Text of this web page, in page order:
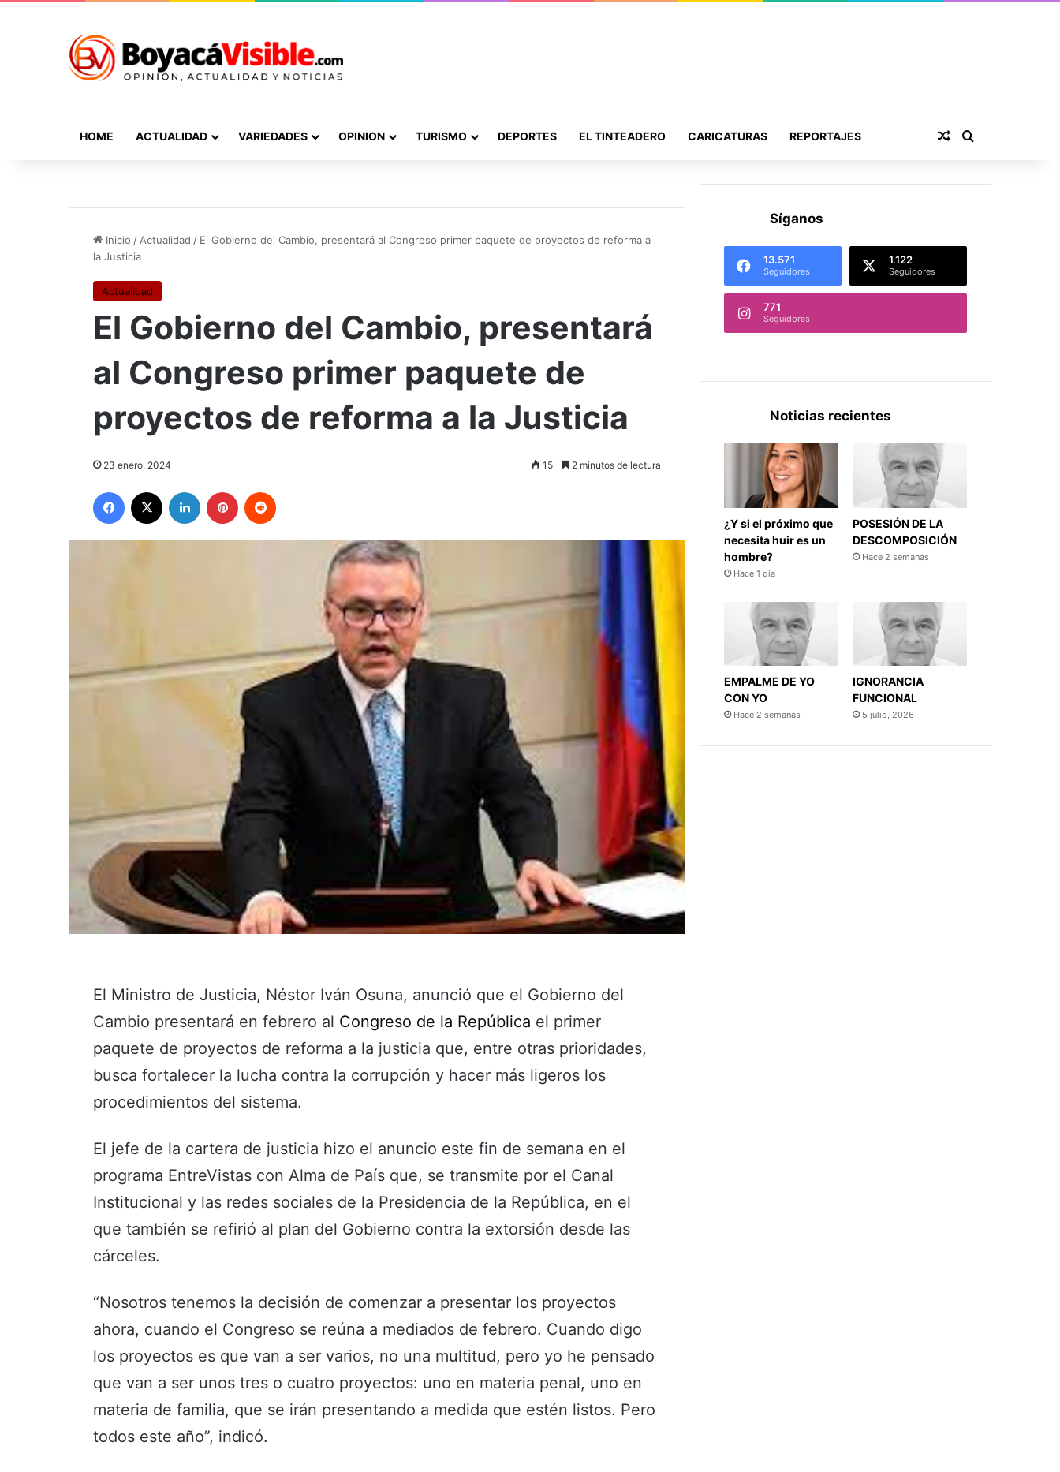
HOME ACTUALIDAD VARIEDADES OPINION TURISMO DEPORTES EL TINTEADERO CARICATURAS REPORTAJES Publicación al
Inicio / Actualidad / El Gobierno del Cambio, presentará al Congreso primer paquete de proyectos de reforma a
la Justicia
Actualidad
El Gobierno del Cambio, presentará
al Congreso primer paquete de
proyectos de reforma a la Justicia
23 enero, 2024 15 2 minutos de lectura
Facebook LinkedIn Pinterest
El Ministro de Justicia, Néstor Iván Osuna, anunció que el Gobierno del
Cambio presentará en febrero al Congreso de la República el primer
paquete de proyectos de reforma a la justicia que, entre otras prioridades,
busca fortalecer la lucha contra la corrupción y hacer más ligeros los
procedimientos del sistema.
El jefe de la cartera de justicia hizo el anuncio este fin de semana en el
programa EntreVistas con Alma de País que, se transmite por el Canal
Institucional y las redes sociales de la Presidencia de la República, en el
que también se refirió al plan del Gobierno contra la extorsión desde las
cárceles.
“Nosotros tenemos la decisión de comenzar a presentar los proyectos
ahora, cuando el Congreso se reúna a mediados de febrero. Cuando digo
los proyectos es que van a ser varios, no una multitud, pero yo he pensado
que van a ser unos tres o cuatro proyectos: uno en materia penal, uno en
materia de familia, que se irán presentando a medida que estén listos. Pero
todos este año”, indicó.
Síganos
13.571
Seguidores
1.122
Seguidores
771
Seguidores
Noticias recientes
¿Y si el próximo que
necesita huir es un
hombre?
Hace 1 día
POSESIÓN DE LA
DESCOMPOSICIÓN
Hace 2 semanas
EMPALME DE YO
CON YO
Hace 2 semanas
IGNORANCIA
FUNCIONAL
5 julio, 2026